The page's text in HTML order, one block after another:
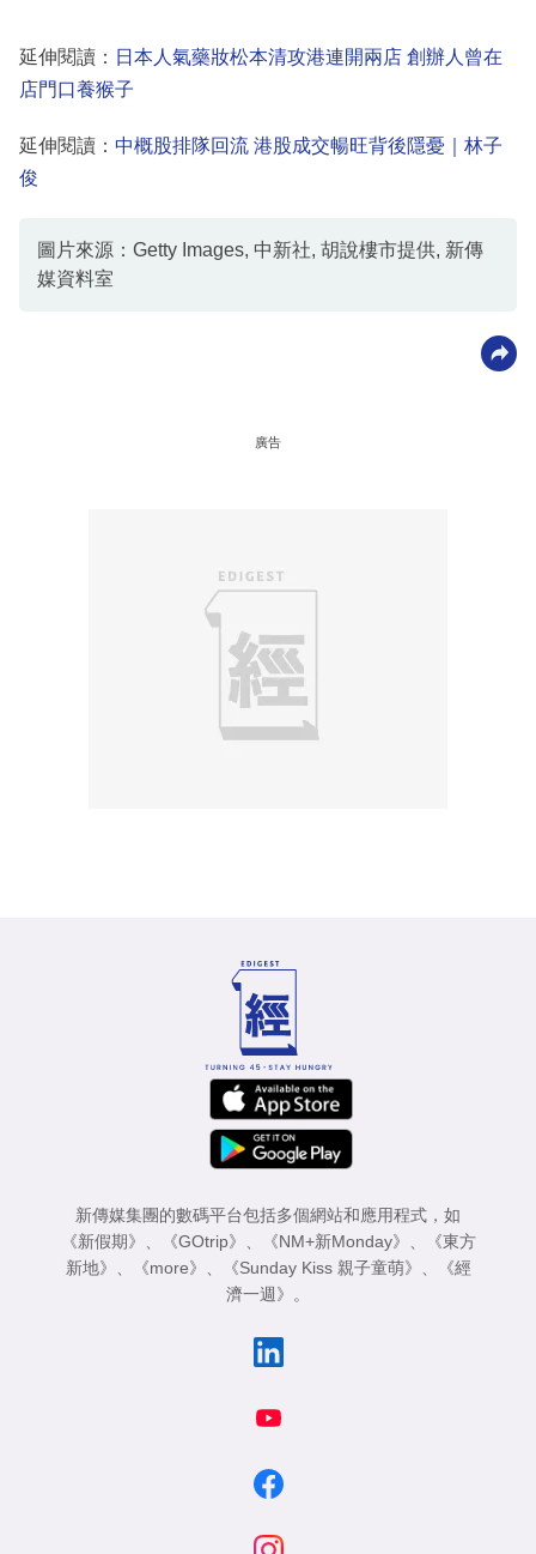
延伸閱讀： 日本人氣藥妝松本清攻港連開兩店 創辦人曾在
店門口養猴子
延伸閱讀： 中概股排隊回流 港股成交暢旺背後隱憂｜林子
俊
圖片來源：Getty Images, 中新社, 胡說樓市提供, 新傳
媒資料室
廣告
新傳媒集團的數碼平台包括多個網站和應用程式，如
《新假期》
《GOtrip》 《NM+新Monday》
《東方
新地》
《more》 《Sunday Kiss 親子童萌》
《經
濟一週》
。